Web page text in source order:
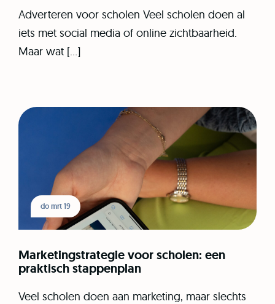
Adverteren voor scholen Veel scholen doen al
iets met social media of online zichtbaarheid.
Maar wat […]
do mrt 19
Marketingstrategie voor scholen: een
praktisch stappenplan
Veel scholen doen aan marketing, maar slechts